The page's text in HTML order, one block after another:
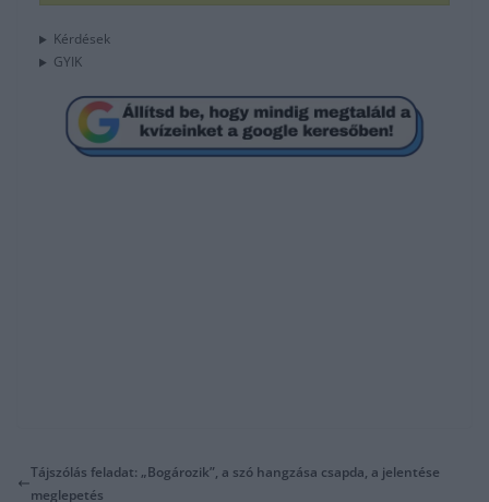
Kérdések
GYIK
Tájszólás feladat: „Bogározik”, a szó hangzása csapda, a jelentése
meglepetés